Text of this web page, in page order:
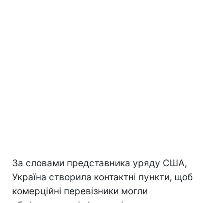
За словами представника уряду США,
Україна створила контактні пункти, щоб
комерційні перевізники могли